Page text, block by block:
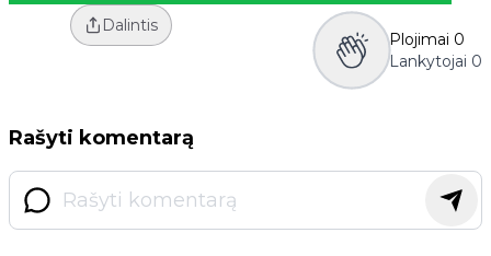
Dalintis
Plojimai 0
Lankytojai 0
Rašyti komentarą